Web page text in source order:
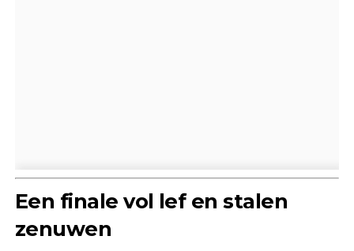
Een finale vol lef en stalen
zenuwen